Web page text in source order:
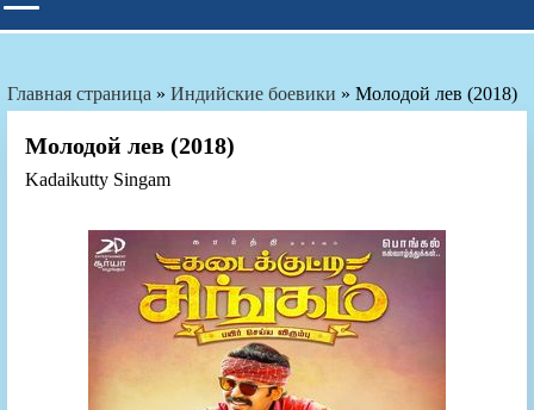
онлайн
Главная страница » Индийские боевики » Молодой лев (2018)
Молодой лев (2018)
Kadaikutty Singam